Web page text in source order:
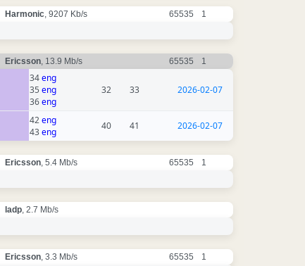
Harmonic , 9207 Kb/s 65535 1
Ericsson , 13.9 Mb/s 65535 1
34eng
35 eng
36eng
32 33 2026-02-07
42eng
43eng
40 41 2026-02-07
Ericsson , 5.4 Mb/s 65535 1
ladp , 2.7 Mb/s
Ericsson , 3.3 Mb/s 65535 1